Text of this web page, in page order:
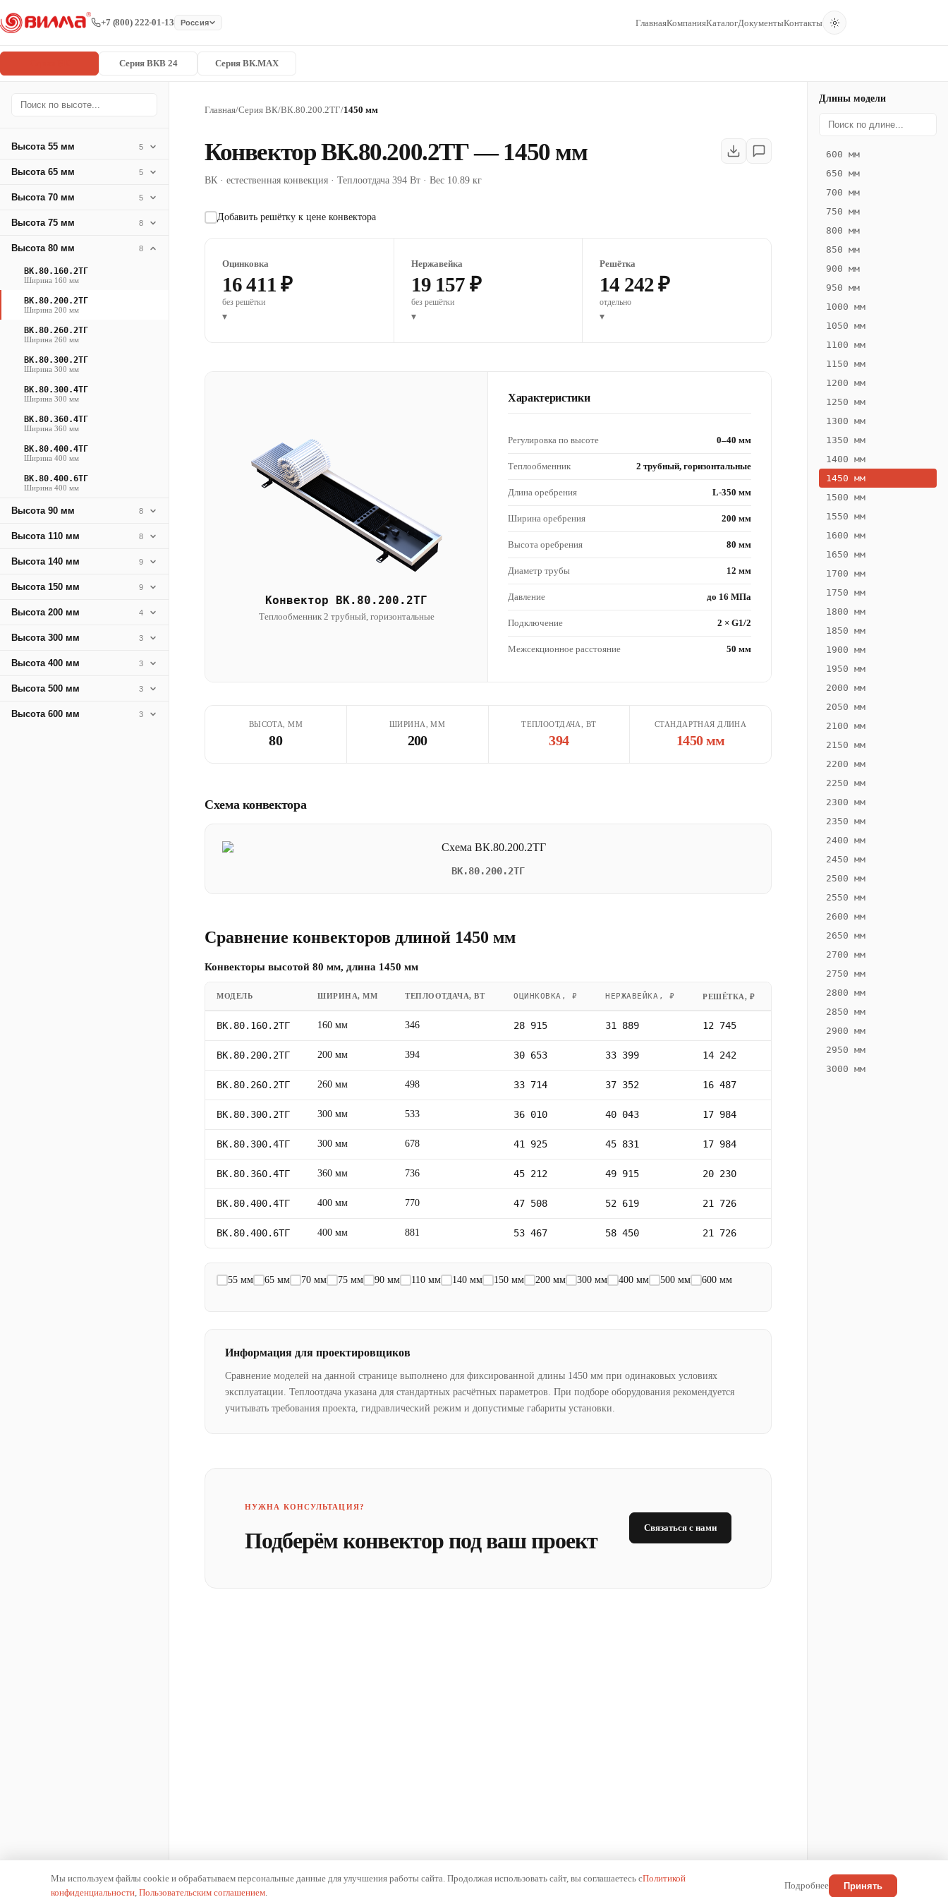
+7 (800) 222-01-13 Россия ГлавнаяКомпанияКаталогДокументыКонтакты
Серия ВКВ 24 Серия ВК.MAX
Высота 55 мм 5
Высота 65 мм 5
Высота 70 мм 5
Высота 75 мм 8
Высота 80 мм 8
ВК.80.160.2ТГ
Ширина 160 мм
ВК.80.200.2ТГ
Ширина 200 мм
ВК.80.260.2ТГ
Ширина 260 мм
ВК.80.300.2ТГ
Ширина 300 мм
ВК.80.300.4ТГ
Ширина 300 мм
ВК.80.360.4ТГ
Ширина 360 мм
ВК.80.400.4ТГ
Ширина 400 мм
ВК.80.400.6ТГ
Ширина 400 мм
Высота 90 мм 8
Высота 110 мм 8
Высота 140 мм 9
Высота 150 мм 9
Высота 200 мм 4
Высота 300 мм 3
Высота 400 мм 3
Высота 500 мм 3
Высота 600 мм 3
Главная/Серия ВК/ВК.80.200.2ТГ/1450 мм
Конвектор ВК.80.200.2ТГ — 1450 мм
ВК · естественная конвекция · Теплоотдача 394 Вт · Вес 10.89 кг
Добавить решётку к цене конвектора
Оцинковка
16 411 ₽
без решётки
▾
Нержавейка
19 157 ₽
без решётки
▾
Решётка
14 242 ₽
отдельно
▾
Конвектор ВК.80.200.2ТГ
Теплообменник 2 трубный, горизонтальные
Характеристики
Регулировка по высоте 0–40 мм
Теплообменник 2 трубный, горизонтальные
Длина оребрения L-350 мм
Ширина оребрения 200 мм
Высота оребрения 80 мм
Диаметр трубы 12 мм
Давление до 16 МПа
Подключение 2 × G1/2
Межсекционное расстояние 50 мм
ВЫСОТА, ММ
80
ШИРИНА, ММ
200
ТЕПЛООТДАЧА, ВТ
394
СТАНДАРТНАЯ ДЛИНА
1450 мм
Схема конвектора
ВК.80.200.2ТГ
Сравнение конвекторов длиной 1450 мм
Конвекторы высотой 80 мм, длина 1450 мм
МОДЕЛЬ ШИРИНА, ММ ТЕПЛООТДАЧА, ВТ ОЦИНКОВКА, ₽ НЕРЖАВЕЙКА, ₽ РЕШЁТКА, ₽
ВК.80.160.2ТГ 160 мм 346 28 915 31 889 12 745
ВК.80.200.2ТГ 200 мм 394 30 653 33 399 14 242
ВК.80.260.2ТГ 260 мм 498 33 714 37 352 16 487
ВК.80.300.2ТГ 300 мм 533 36 010 40 043 17 984
ВК.80.300.4ТГ 300 мм 678 41 925 45 831 17 984
ВК.80.360.4ТГ 360 мм 736 45 212 49 915 20 230
ВК.80.400.4ТГ 400 мм 770 47 508 52 619 21 726
ВК.80.400.6ТГ 400 мм 881 53 467 58 450 21 726
55 мм 65 мм 70 мм 75 мм 90 мм 110 мм 140 мм 150 мм 200 мм 300 мм 400 мм 500 мм 600 мм
Информация для проектировщиков
Сравнение моделей на данной странице выполнено для фиксированной длины 1450 мм при одинаковых условиях
эксплуатации. Теплоотдача указана для стандартных расчётных параметров. При подборе оборудования рекомендуется
учитывать требования проекта, гидравлический режим и допустимые габариты установки.
НУЖНА КОНСУЛЬТАЦИЯ?
Подберём конвектор под ваш проект Связаться с нами
Длины модели
600 мм
650 мм
700 мм
750 мм
800 мм
850 мм
900 мм
950 мм
1000 мм
1050 мм
1100 мм
1150 мм
1200 мм
1250 мм
1300 мм
1350 мм
1400 мм
1450 мм
1500 мм
1550 мм
1600 мм
1650 мм
1700 мм
1750 мм
1800 мм
1850 мм
1900 мм
1950 мм
2000 мм
2050 мм
2100 мм
2150 мм
2200 мм
2250 мм
2300 мм
2350 мм
2400 мм
2450 мм
2500 мм
2550 мм
2600 мм
2650 мм
2700 мм
2750 мм
2800 мм
2850 мм
2900 мм
2950 мм
3000 мм
Мы используем файлы cookie и обрабатываем персональные данные для улучшения работы сайта. Продолжая использовать сайт, вы соглашаетесь сПолитикой
конфиденциальности, Пользовательским соглашением.
Подробнее Принять